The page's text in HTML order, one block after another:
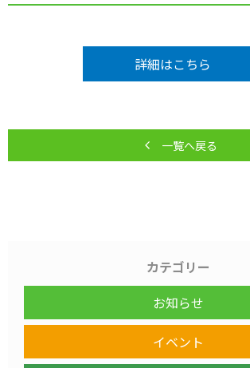
詳細はこちら
一覧へ戻る
カテゴリー
お知らせ
イベント